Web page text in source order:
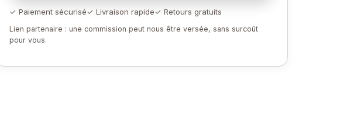
✓ Paiement sécurisé✓ Livraison rapide✓ Retours gratuits
Lien partenaire : une commission peut nous être versée, sans surcoût
pour vous.